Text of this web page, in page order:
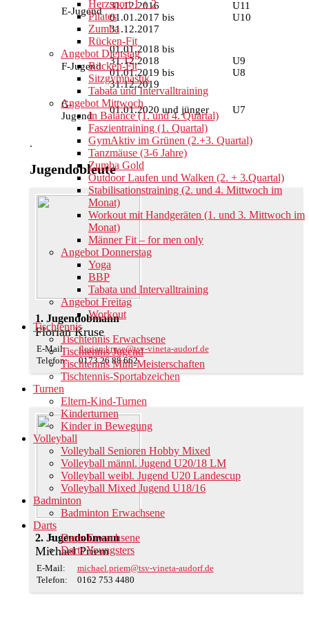
Herzsport 1 + 2
Pilates
Zumba
Rücken-Fit
Angebot Dienstag
Rücken-Fit
Sitzgymnastik
Tabata und Intervalltraining
Angebot Mittwoch
In Balance (1. und 4. Quartal)
Faszientraining (1. Quartal)
GymAktiv im Grünen (2.+3. Quartal)
Tanzmäuse (3-6 Jahre)
Zumba Gold
Outdoor Laufen und Walken (2. + 3.Quartal)
Stabilisationstraining (2. und 4. Mittwoch im
Monat)
Workout mit Handgeräten (1. und 3. Mittwoch im
Monat)
Männer Fit – for men only
Angebot Donnerstag
Yoga
BBP
Tabata und Intervalltraining
Angebot Freitag
Workout
Tischtennis
Tischtennis Erwachsene
Tischtennis Jugend
Tischtennis Mini-Meisterschaften
Tischtennis-Sportabzeichen
Turnen
Eltern-Kind-Turnen
Kinderturnen
Kinder in Bewegung
Volleyball
Volleyball Senioren Hobby Mixed
Volleyball männl. Jugend U20/18 LM
Volleyball weibl. Jugend U20 Landescup
Volleyball Mixed Jugend U18/16
Badminton
Badminton Erwachsene
Darts
Darts Erwachsene
Darts Youngsters
E-Jugend
31.12.2016
01.01.2017 bis
31.12.2017
U11
U10
F-Jugend
01.01.2018 bis
31.12.2018
01.01.2019 bis
31.12.2019
U9
U8
G-
Jugend
01.01.2020 und jünger U7
.
Jugendobleute
1. Jugendobmann
Florian Kruse
E-Mail:
florian.kruse@tsv-vineta-audorf.de
Telefon:
0173 26 88 662
2. Jugendobmann
Michael Priem
E-Mail:
michael.priem@tsv-vineta-audorf.de
Telefon:
0162 753 4480